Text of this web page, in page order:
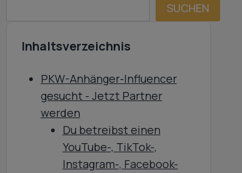
SUCHEN
Inhaltsverzeichnis
PKW-Anhänger-Influencer
gesucht - Jetzt Partner
werden
Du betreibst einen
YouTube-, TikTok-,
Instagram-, Facebook-